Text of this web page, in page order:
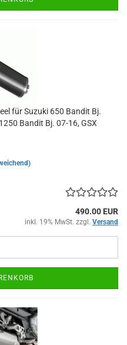
für Suzuki 650 Bandit Bj.
Bandit Bj. 07-16, GSX
490.00 EUR
inkl. 19% MwSt. zzgl. Versand